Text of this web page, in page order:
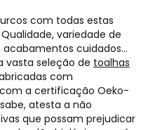
com todas estas
variedade de
cuidados...
vasta seleção de toalhas
com
a certificação Oeko-
atesta a não
que possam prejudicar